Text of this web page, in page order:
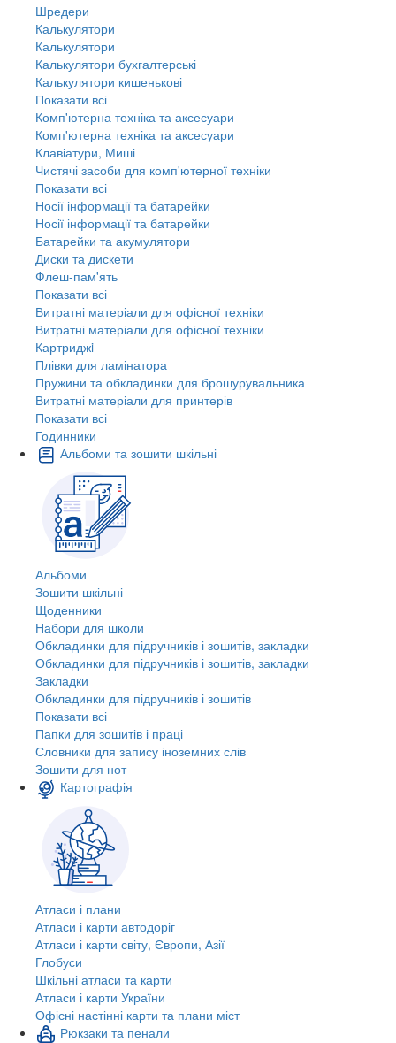
Шредери
Калькулятори
Калькулятори
Калькулятори бухгалтерські
Калькулятори кишенькові
Показати всі
Комп'ютерна техніка та аксесуари
Комп'ютерна техніка та аксесуари
Клавіатури, Миші
Чистячі засоби для комп'ютерної техніки
Показати всі
Носії інформації та батарейки
Носії інформації та батарейки
Батарейки та акумулятори
Диски та дискети
Флеш-пам'ять
Показати всі
Витратні матеріали для офісної техніки
Витратні матеріали для офісної техніки
Картриджi
Плівки для ламінатора
Пружини та обкладинки для брошурувальника
Витратні матеріали для принтерів
Показати всі
Годинники
Альбоми та зошити шкільні
Альбоми
Зошити шкільні
Щоденники
Набори для школи
Обкладинки для підручників і зошитів, закладки
Обкладинки для підручників і зошитів, закладки
Закладки
Обкладинки для підручників і зошитів
Показати всі
Папки для зошитів і праці
Словники для запису іноземних слів
Зошити для нот
Картографія
Атласи і плани
Атласи і карти автодоріг
Атласи і карти світу, Європи, Азії
Глобуси
Шкільні атласи та карти
Атласи і карти України
Офісні настінні карти та плани міст
Рюкзаки та пенали